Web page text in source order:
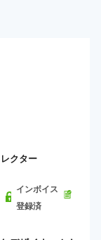
クター
インボイス
登録済